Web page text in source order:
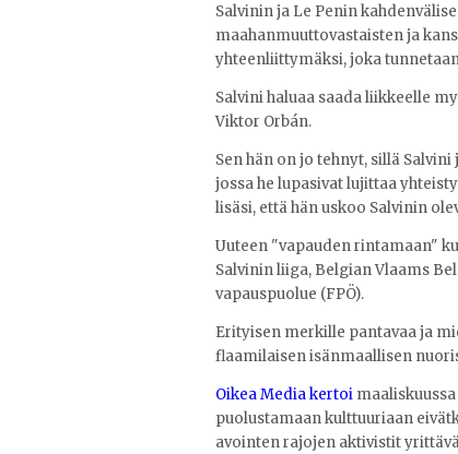
Salvinin ja Le Penin
maahanmuuttovastaisten ja
yhteenliittymäksi, joka
Salvini haluaa saada liikkeelle
Viktor Orbán.
Sen hän on jo tehnyt, sillä
jossa he lupasivat lujittaa
lisäsi, että hän uskoo Salvinin
Uuteen "vapauden rintamaan"
Salvinin liiga, Belgian Vlaams
vapauspuolue (FPÖ).
Erityisen merkille pantavaa ja
flaamilaisen isänmaallisen
Oikea Media kertoi
puolustamaan kulttuuriaan
avointen rajojen aktivistit